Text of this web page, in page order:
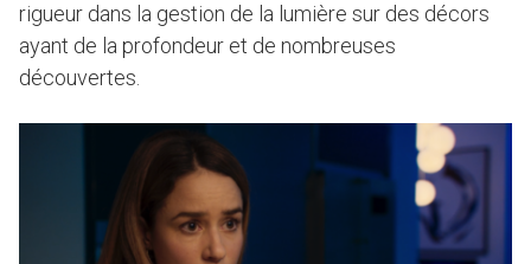
rigueur dans la gestion de la lumière sur des décors
ayant de la profondeur et de nombreuses
découvertes.